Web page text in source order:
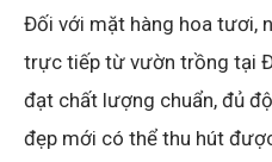
Đối với mặt hàng hoa tươi,
trực tiếp từ vườn trồng tại
đạt chất lượng chuẩn, đủ
đẹp mới có thể thu hút